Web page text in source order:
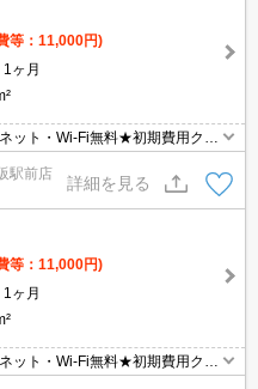
等：11,000円)
1ヶ月
ット・Wi-Fi無料★初期費用クレ
の分譲型マンション★ネットに
能です！
駅前店
詳細を見る
等：11,000円)
1ヶ月
ット・Wi-Fi無料★初期費用クレ
の分譲型マンション★ネットに